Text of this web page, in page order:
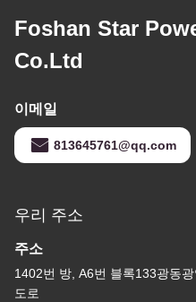
Foshan Star
Co.Ltd
이메일
813645761@qq.com
우리 주소
주소
1402번 방, A6번 블록133광동
도로